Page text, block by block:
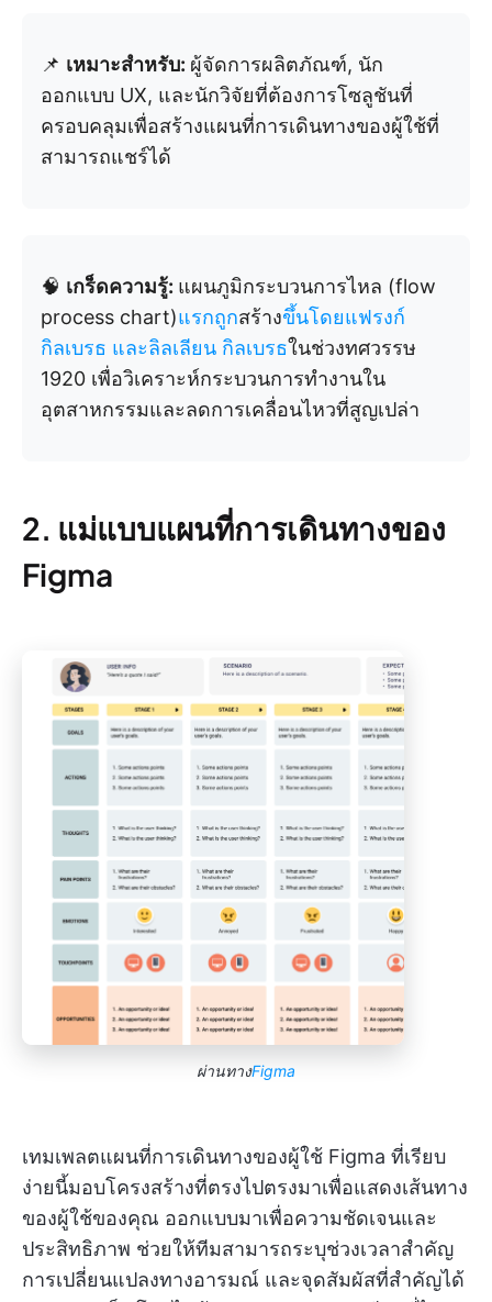
📌 เหมาะสำหรับ: ผู้จัดการผลิตภัณฑ์, นัก
ออกแบบ UX, และนักวิจัยที่ต้องการโซลูชันที่
ครอบคลุมเพื่อสร้างแผนที่การเดินทางของผู้ใช้ที่
สามารถแชร์ได้
🧠 เกร็ดความรู้: แผนภูมิกระบวนการไหล (flow
process chart)แรกถูกสร้างขึ้นโดยแฟรงก์
กิลเบรธ และลิลเลียน กิลเบรธในช่วงทศวรรษ
1920 เพื่อวิเคราะห์กระบวนการทำงานใน
อุตสาหกรรมและลดการเคลื่อนไหวที่สูญเปล่า
2. แม่แบบแผนที่การเดินทางของ
Figma
ผ่านทางFigma
เทมเพลตแผนที่การเดินทางของผู้ใช้ Figma ที่เรียบ
ง่ายนี้มอบโครงสร้างที่ตรงไปตรงมาเพื่อแสดงเส้นทาง
ของผู้ใช้ของคุณ ออกแบบมาเพื่อความชัดเจนและ
ประสิทธิภาพ ช่วยให้ทีมสามารถระบุช่วงเวลาสำคัญ
การเปลี่ยนแปลงทางอารมณ์ และจุดสัมผัสที่สำคัญได้